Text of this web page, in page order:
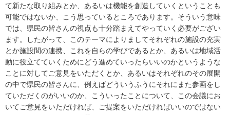
て新たな取り組みとか、あるいは機能を創造していくということも
可能ではないか、こう思っているところであります。そういう意味
では、県民の皆さんの視点も十分踏まえてやっていく必要がござい
ます。したがって、このテーマによりましてそれぞれの施設の充実
とか施設間の連携、これを自らの学びであるとか、あるいは地域活
動に役立てていくためにどう進めていったらいいのかというような
ことに対してご意見をいただくとか、あるいはそれぞれのその展開
の中で県民の皆さんに、例えばどういうふうにそれにまた参画をし
ていただくのがいいのか、こういったことについて、この会議にお
いてご意見をいただければ、ご提案をいただければいいのではない